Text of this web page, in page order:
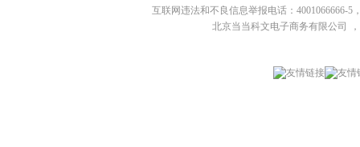
互联网违法和不良信息举报电话：4001066666-5
北京当当科文电子商务有限公司